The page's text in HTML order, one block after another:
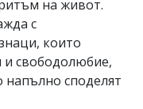
на живот.
с
които
и свободолюбие,
напълно споделят